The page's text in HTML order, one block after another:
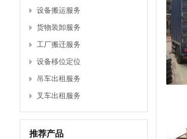
设备搬运服务
货物装卸服务
工厂搬迁服务
设备移位定位
吊车出租服务
叉车出租服务
推荐产品